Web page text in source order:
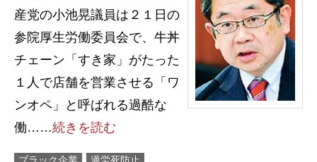
産党の小池晃議員は２１日の
参院厚生労働委員会で、牛丼
チェーン「すき家」がたった
１人で店舗を営業させる「ワ
ンオペ」と呼ばれる過酷な
働……続きを読む